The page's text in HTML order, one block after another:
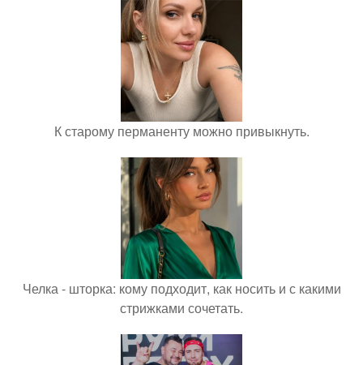
К старому перманенту можно привыкнуть.
Челка - шторка: кому подходит, как носить и с какими
стрижками сочетать.